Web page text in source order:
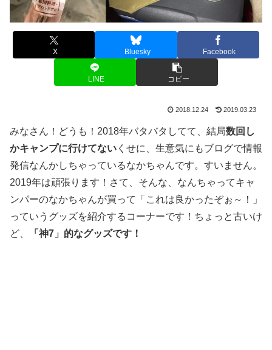
X Bluesky Facebook
LINE コピー
2018.12.24 2019.03.23
みなさん！どうも！2018年バタバタしてて、結局数回し
かキャンプに行けてない くせに、生意気にもブログで情報
発信なんかしちゃっているなかちゃんです。すいません。
2019年は頑張ります！さて、そんな、なんちゃってキャ
ンパーのなかちゃんが買って「これは良かったぞぉ～！」
っていうグッズを紹介するコーナーです！ちょっと古いけ
ど、
「神7」的なグッズです！